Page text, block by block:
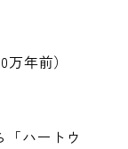
年前）
ハートウ